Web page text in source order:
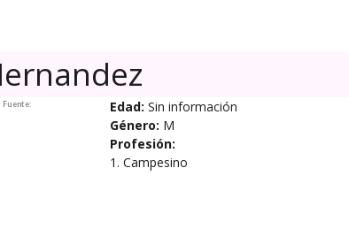
Fuente: Edad: Sin información
Género: M
Profesión:
1. Campesino